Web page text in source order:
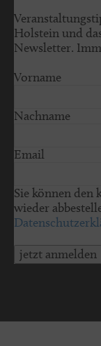
Holstein und
Newsletter.
Vorname
Nachname
Email
Sie können den
wieder
jetzt anmelden